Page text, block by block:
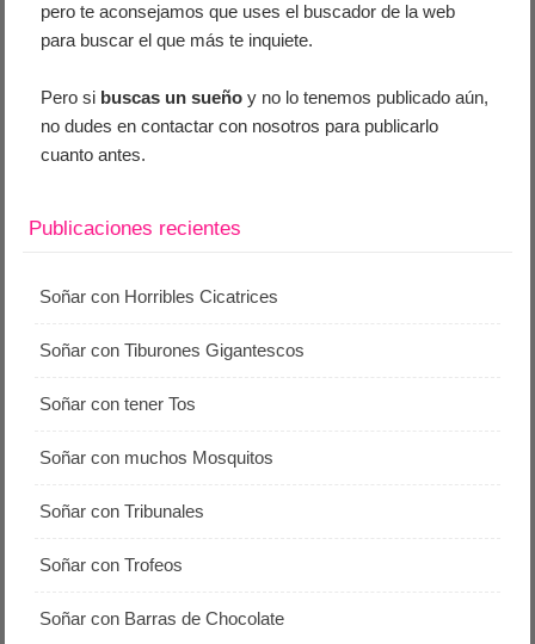
pero te aconsejamos que uses el buscador de la web
para buscar el que más te inquiete.
Pero si buscas un sueño y no lo tenemos publicado aún,
no dudes en contactar con nosotros para publicarlo
cuanto antes.
Publicaciones recientes
Soñar con Horribles Cicatrices
Soñar con Tiburones Gigantescos
Soñar con tener Tos
Soñar con muchos Mosquitos
Soñar con Tribunales
Soñar con Trofeos
Soñar con Barras de Chocolate